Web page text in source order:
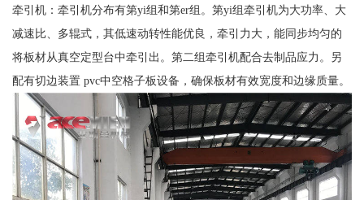
牵引机：牵引机分布有第yi组和第er组。第yi组牵引机为大功率、大
减速比、多辊式，其低速动转性能优良，牵引力大，能同步均匀的
将板材从真空定型台中牵引出。第二组牵引机配合去制品应力。另
配有切边装置 pvc中空格子板设备，确保板材有效宽度和边缘质量。